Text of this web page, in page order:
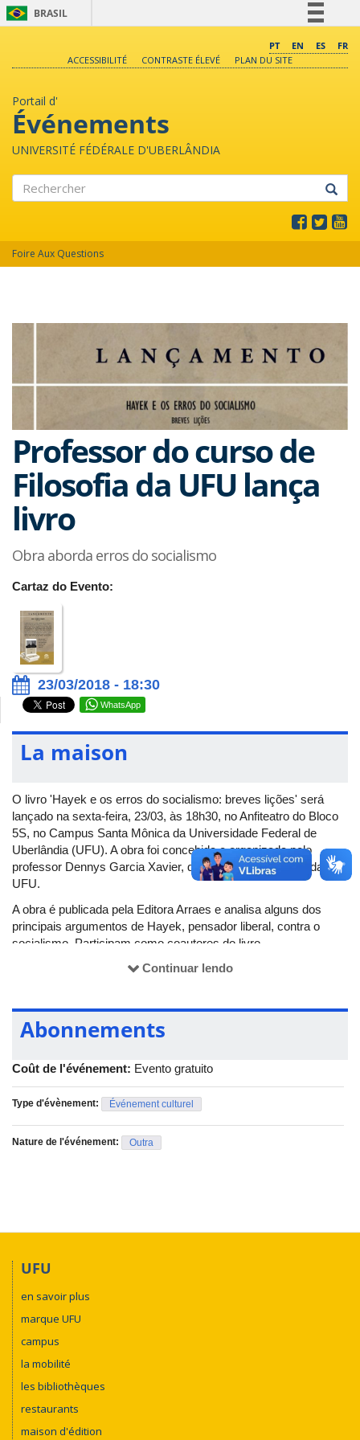
BRASIL
Comunica BR
PT EN ES
FR
ACCESSIBILITÉ
CONTRASTE ÉLEVÉ PLAN DU SITE
Portail d'
Événements
UNIVERSITÉ FÉDÉRALE D'UBERLÂNDIA
Foire Aux Questions
Professor do curso de
Filosofia da UFU lança
livro
Obra aborda erros do socialismo
Cartaz do Evento:
23/03/2018 - 18:30
WhatsApp
La maison
O livro 'Hayek e os erros do socialismo: breves lições' será
lançado na sexta-feira, 23/03, às 18h30, no Anfiteatro do Bloco
5S, no Campus Santa Mônica da Universidade Federal de
Uberlândia (UFU). A obra foi concebida e organizada pelo
professor Dennys Garcia Xavier, do Instituto de Filosofia da
UFU.
A obra é publicada pela Editora Arraes e analisa alguns dos
principais argumentos de Hayek, pensador liberal, contra o
socialismo. Participam como coautores do livro
Continuar lendo
Abonnements
Coût de l'événement: Evento gratuito
Type d'évènement: Événement culturel
Nature de l'événement: Outra
UFU
en savoir plus
marque UFU
campus
la mobilité
les bibliothèques
restaurants
maison d'édition